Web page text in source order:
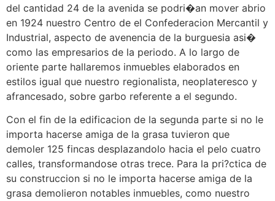
del cantidad 24 de la avenida se podri�an mover abrio
en 1924 nuestro Centro de el Confederacion Mercantil y
Industrial, aspecto de avenencia de la burguesia asi�
como las empresarios de la periodo. A lo largo de
oriente parte hallaremos inmuebles elaborados en
estilos igual que nuestro regionalista, neoplateresco y
afrancesado, sobre garbo referente a el segundo.
Con el fin de la edificacion de la segunda parte si no le
importa hacerse amiga de la grasa tuvieron que
demoler 125 fincas desplazandolo hacia el pelo cuatro
calles, transformandose otras trece. Para la pri?ctica de
su construccion si no le importa hacerse amiga de la
grasa demolieron notables inmuebles, como nuestro